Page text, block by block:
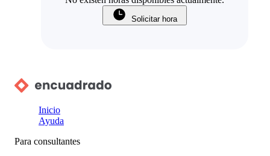
Solicitar hora
Inicio
Ayuda
Para consultantes